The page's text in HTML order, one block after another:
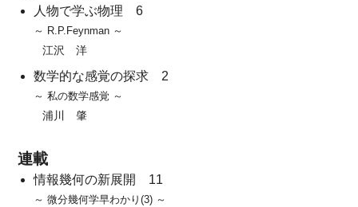
人物で学ぶ物理 6
～ R.P.Feynman ～
江沢 洋
数学的な感覚の探求 2
～ 私の数学感覚 ～
浦川 肇
連載
情報幾何の新展開 11
～ 微分幾何学早わかり(3) ～